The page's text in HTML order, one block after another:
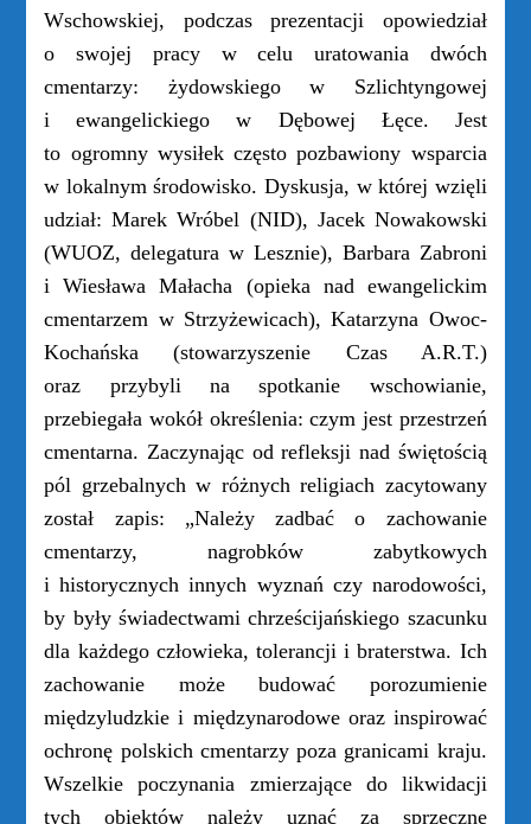
Wschowskiej, podczas prezentacji opowiedział
o swojej pracy w celu uratowania dwóch
cmentarzy: żydowskiego w Szlichtyngowej
i ewangelickiego w Dębowej Łęce. Jest
to ogromny wysiłek często pozbawiony wsparcia
w lokalnym środowisko. Dyskusja, w której wzięli
udział: Marek Wróbel (NID), Jacek Nowakowski
(WUOZ, delegatura w Lesznie), Barbara Zabroni
i Wiesława Małacha (opieka nad ewangelickim
cmentarzem w Strzyżewicach), Katarzyna Owoc-
Kochańska (stowarzyszenie Czas A.R.T.)
oraz przybyli na spotkanie wschowianie,
przebiegała wokół określenia: czym jest przestrzeń
cmentarna. Zaczynając od refleksji nad świętością
pól grzebalnych w różnych religiach zacytowany
został zapis: „Należy zadbać o zachowanie
cmentarzy, nagrobków zabytkowych
i historycznych innych wyznań czy narodowości,
by były świadectwami chrześcijańskiego szacunku
dla każdego człowieka, tolerancji i braterstwa. Ich
zachowanie może budować porozumienie
międzyludzkie i międzynarodowe oraz inspirować
ochronę polskich cmentarzy poza granicami kraju.
Wszelkie poczynania zmierzające do likwidacji
tych obiektów należy uznać za sprzeczne